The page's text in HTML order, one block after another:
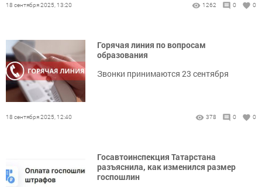
18 сентября 2025, 13:20 1262 0 0
Горячая линия по вопросам
образования
Звонки принимаются 23 сентября
18 сентября 2025, 12:40 378 0 0
Госавтоинспекция Татарстана
разъяснила, как изменился размер
госпошлин